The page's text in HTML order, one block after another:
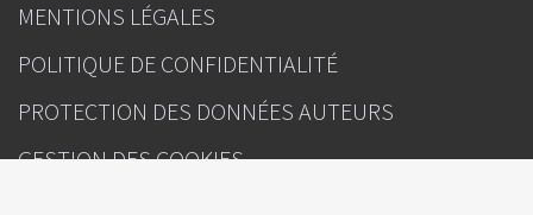
MENTIONS LÉGALES
POLITIQUE DE CONFIDENTIALITÉ
PROTECTION DES DONNÉES AUTEURS
GESTION DES COOKIES